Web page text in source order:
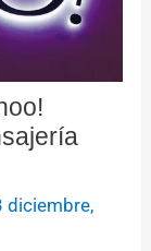
diciembre,